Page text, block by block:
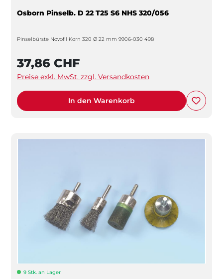
Osborn Pinselb. D 22 T25 S6 NHS 320/056
Pinselbürste Novofil Korn 320 Ø 22 mm 9906-030 498
37,86 CHF
Preise exkl. MwSt. zzgl. Versandkosten
In den Warenkorb
9 Stk. an Lager